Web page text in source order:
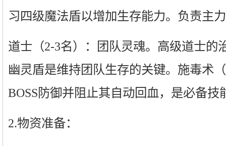
习四级魔法盾以增加生存能力。负责主
道士（2-3名）：团队灵魂。高级道士的
幽灵盾是维持团队生存的关键。施毒术
BOSS防御并阻止其自动回血，是必备技
2.物资准备：